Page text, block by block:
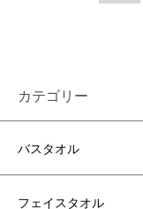
カテゴリー
バスタオル
フェイスタオル